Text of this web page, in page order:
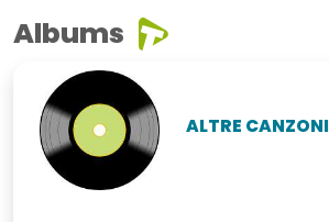
Albums
ALTRE CANZONI